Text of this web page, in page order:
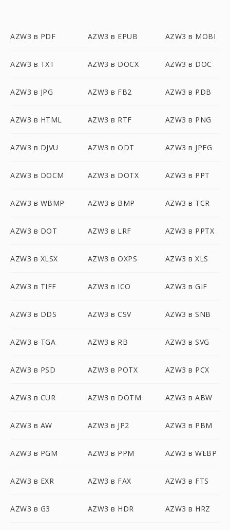
AZW3 в PDF AZW3 в EPUB AZW3 в MOBI
AZW3 в TXT AZW3 в DOCX AZW3 в DOC
AZW3 в JPG AZW3 в FB2 AZW3 в PDB
AZW3 в HTML AZW3 в RTF AZW3 в PNG
AZW3 в DJVU AZW3 в ODT AZW3 в JPEG
AZW3 в DOCM AZW3 в DOTX AZW3 в PPT
AZW3 в WBMP AZW3 в BMP AZW3 в TCR
AZW3 в DOT AZW3 в LRF AZW3 в PPTX
AZW3 в XLSX AZW3 в OXPS AZW3 в XLS
AZW3 в TIFF AZW3 в ICO AZW3 в GIF
AZW3 в DDS AZW3 в CSV AZW3 в SNB
AZW3 в TGA AZW3 в RB AZW3 в SVG
AZW3 в PSD AZW3 в POTX AZW3 в PCX
AZW3 в CUR AZW3 в DOTM AZW3 в ABW
AZW3 в AW AZW3 в JP2 AZW3 в PBM
AZW3 в PGM AZW3 в PPM AZW3 в WEBP
AZW3 в EXR AZW3 в FAX AZW3 в FTS
AZW3 в G3 AZW3 в HDR AZW3 в HRZ